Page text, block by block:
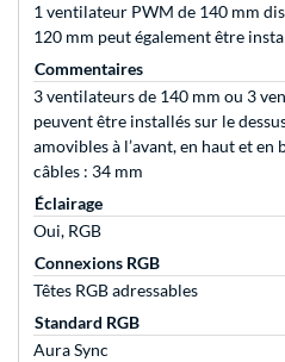
1 ventilateur PWM de 140 mm
120 mm peut également être
Commentaires
3 ventilateurs de 140 mm ou 3
peuvent être installés sur le
amovibles à l’avant, en haut et en
câbles : 34 mm
Éclairage
Oui, RGB
Connexions RGB
Têtes RGB adressables
Standard RGB
Aura Sync